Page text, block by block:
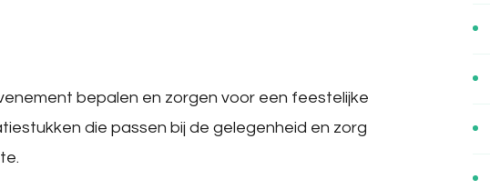
bepalen en zorgen voor een feestelijke
die passen bij de gelegenheid en zorg